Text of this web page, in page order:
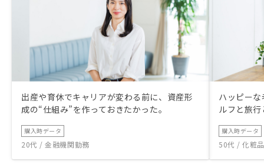
出産や育休でキャリアが変わる前に、資産形
成の“仕組み”を作っておきたかった。
購入時データ
20代 / 金融機関勤務
ハッピー
ルフと旅
購入時データ
50代 / 化粧